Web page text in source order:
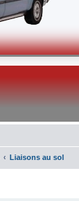
Liaisons au sol